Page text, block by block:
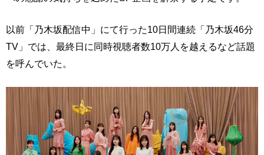
以前「乃木坂配信中」にて行った10日間連続「乃木坂46分
TV」では、最終日に同時視聴者数10万人を越えるなど話題
を呼んでいた。